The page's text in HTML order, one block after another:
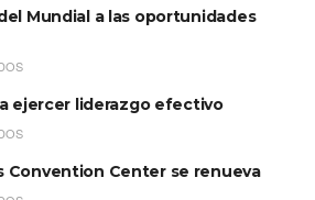
Mundial a las oportunidades
ejercer liderazgo efectivo
Convention Center se renueva